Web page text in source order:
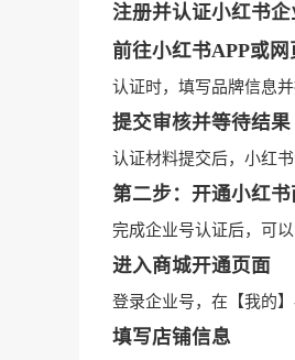
注册并认证小红书企
前往小红书APP或网
认证时，填写品牌信息
提交审核并等待结果
认证材料提交后，小红
第二步：开通小红书
完成企业号认证后，可
进入商城开通页面
登录企业号，在【我的
填写店铺信息